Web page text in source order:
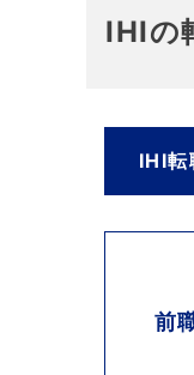
IHIの
IHI転
前